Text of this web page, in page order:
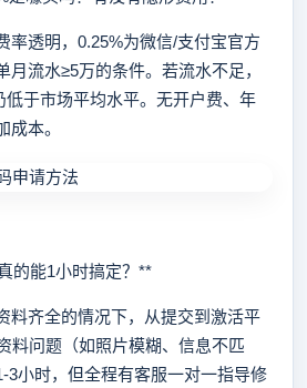
透明，0.25%为微信/支付宝官方
月流水≥5万的条件。若流水不足，
低于市场平均水平。无开户费、年
成本。
能1小时搞定？**
齐全的情况下，从提交到激活平
料问题（如照片模糊、信息不匹
3小时，但全程有客服一对一指导修